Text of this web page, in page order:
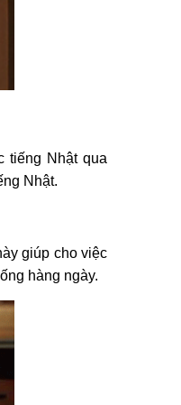
tiếng Nhật qua
Nhật.
giúp cho việc
hàng ngày.